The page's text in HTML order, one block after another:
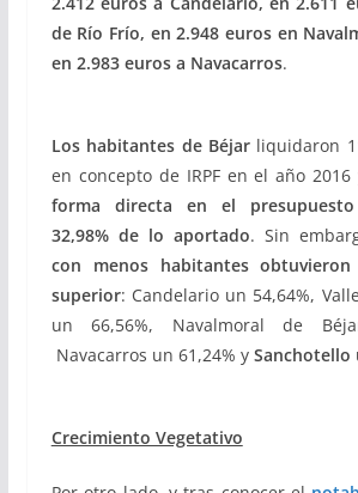
de Río Frío, en 2.948 euros en
en 2.983 euros a Navacarros.
Los habitantes de Béjar liquidaron
en concepto de IRPF en el año 2016
forma directa en el
32,98% de lo aportado. Sin
con menos habitantes
superior: Candelario un 54,64%,
un 66,56%, Navalmoral de
Navacarros un 61,24% y Sanchotello
Crecimiento Vegetativo